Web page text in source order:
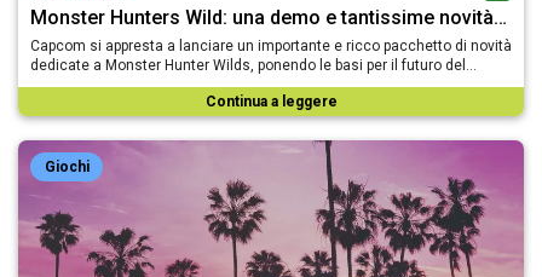
Monster Hunters Wild: una demo e tantissime novità…
Capcom si appresta a lanciare un importante e ricco pacchetto di novità
dedicate a Monster Hunter Wilds, ponendo le basi per il futuro del…
Continua a leggere
Giochi